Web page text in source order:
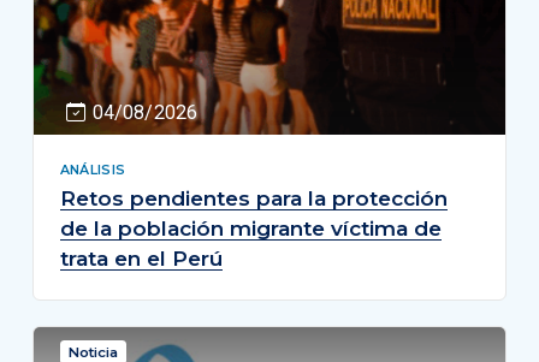
04/08/2026
ANÁLISIS
Retos pendientes para la protección
de la población migrante víctima de
trata en el Perú
Noticia